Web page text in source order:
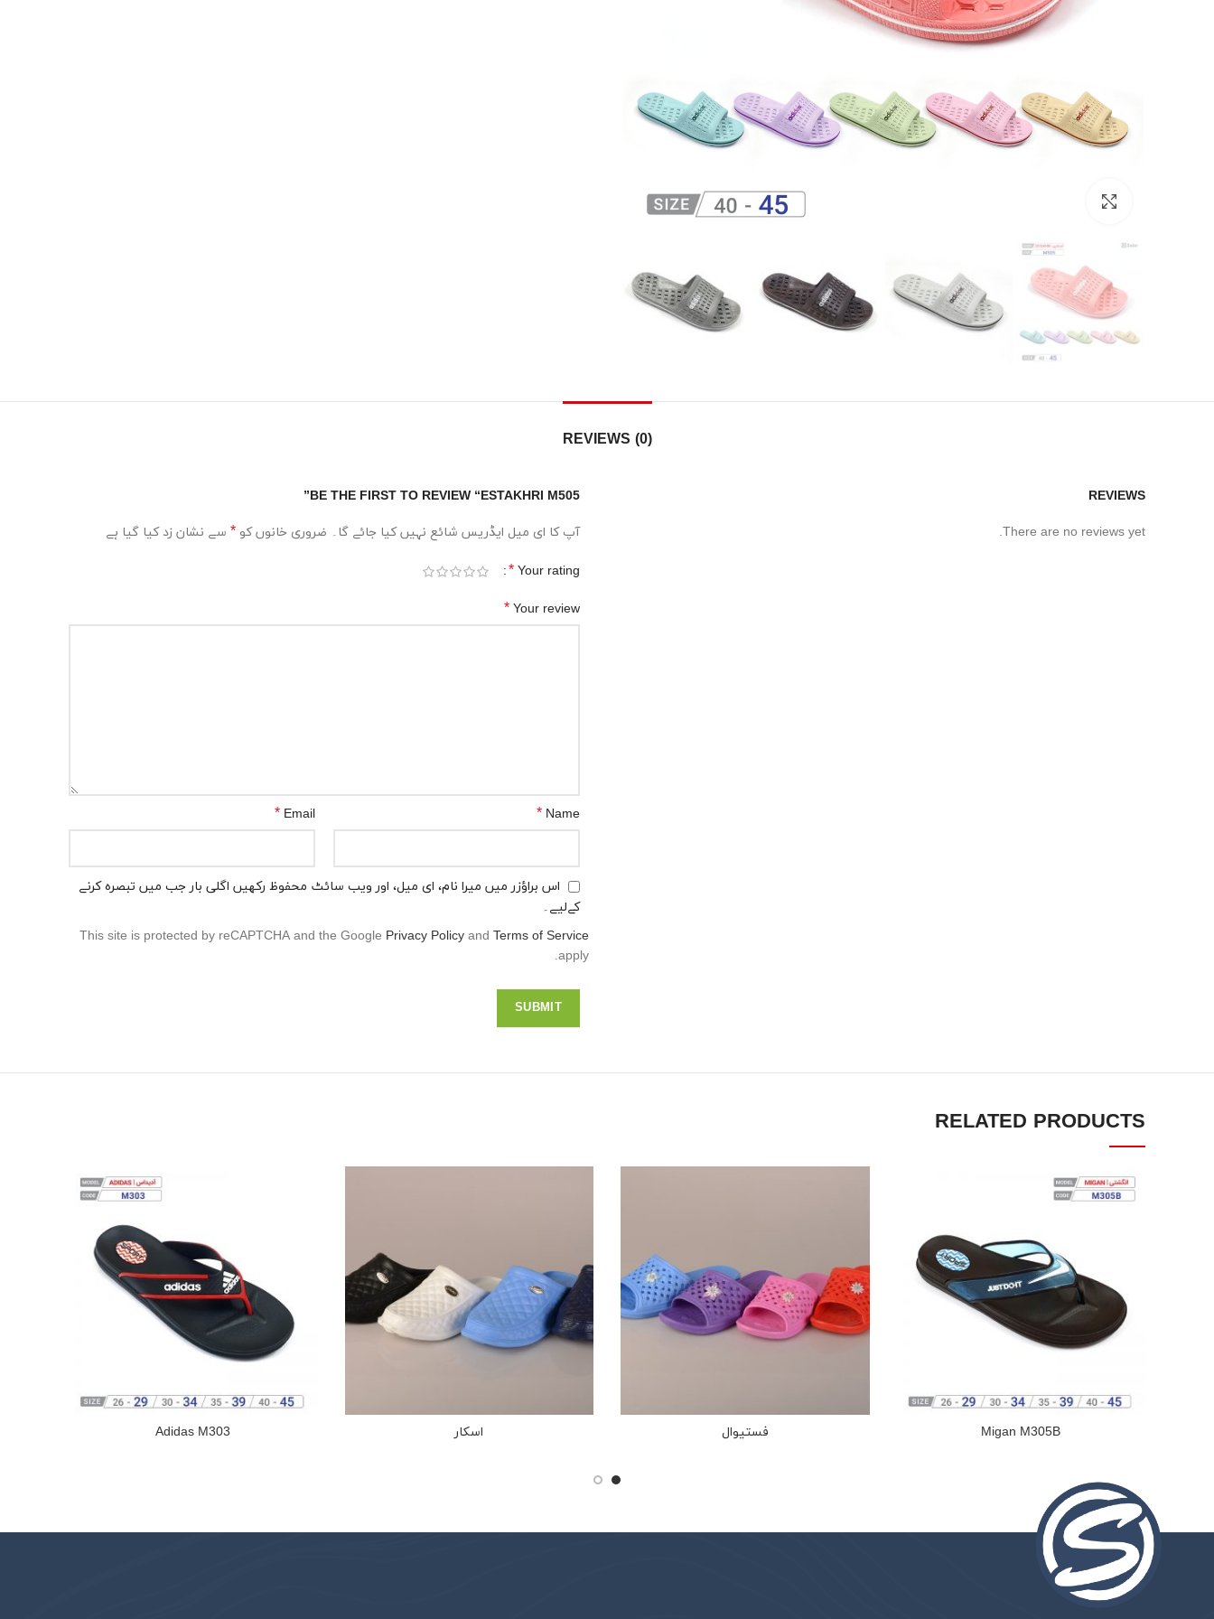
REVIEWS (0)
REVIEWS
There are no reviews yet.
BE THE FIRST TO REVIEW “ESTAKHRI M505”
آپ کا ای میل ایڈریس شائع نہیں کیا جائے گا۔ ضروری خانوں کو * سے نشان زد کیا گیا ہے
Your rating
*
Your review
*
Name
*
Email
*
اس براؤزر میں میرا نام، ای میل، اور ویب سائٹ محفوظ رکھیں اگلی بار جب میں تبصرہ کرنے
کےلیے۔
This site is protected by reCAPTCHA and the Google Privacy Policy and Terms of Service
apply.
RELATED PRODUCTS
Migan M305B فستیوال اسکار Adidas M303